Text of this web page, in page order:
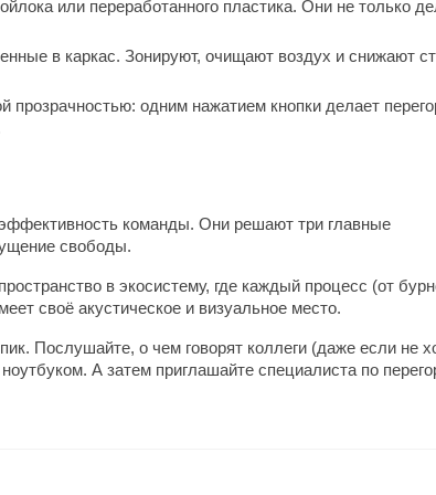
или переработанного пластика. Они не только
в каркас. Зонируют, очищают воздух и снижают
одним нажатием кнопки делает
команды. Они решают три главные
свободы.
в экосистему, где каждый процесс (от
своё акустическое и визуальное место.
Послушайте, о чем говорят коллеги (даже если не
А затем приглашайте специалиста по